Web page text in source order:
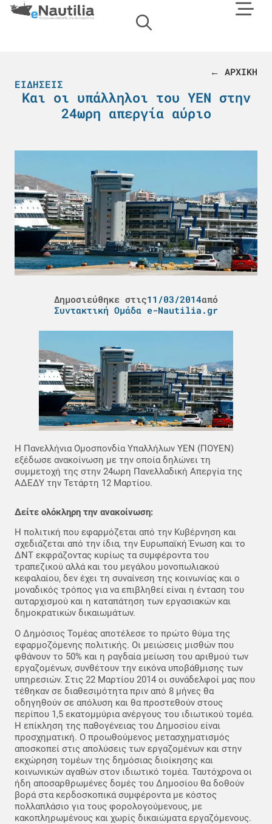
← ΑΡΧΙΚΗ
ΕΙΔΉΣΕΙΣ
Και οι υπάλληλοι του ΥΕΝ στην
24ωρη απεργία αύριο
Δημοσιεύθηκε στις11/03/2014από
Συντακτική Ομάδα e-Nautilia.gr
H Πανελλήνια Ομοσπονδία Υπαλλήλων ΥΕΝ (ΠΟΥΕΝ)
εξέδωσε ανακοίνωση με την οποία δηλώνει τη
συμμετοχή της στην 24ωρη Πανελλαδική Απεργία της
ΑΔΕΔΥ την Τετάρτη 12 Μαρτίου.
Δείτε ολόκληρη την ανακοίνωση:
H πολιτική που εφαρμόζεται από την Κυβέρνηση και
σχεδιάζεται από την ίδια, την Ευρωπαϊκή Ένωση και το
ΔΝΤ εκφράζοντας κυρίως τα συμφέροντα του
τραπεζικού αλλά και του μεγάλου μονοπωλιακού
κεφαλαίου, δεν έχει τη συναίνεση της κοινωνίας και ο
μοναδικός τρόπος για να επιβληθεί είναι η ένταση του
αυταρχισμού και η καταπάτηση των εργασιακών και
δημοκρατικών δικαιωμάτων.
Ο Δημόσιος Τομέας αποτέλεσε το πρώτο θύμα της
εφαρμοζόμενης πολιτικής. Οι μειώσεις μισθών που
φθάνουν το 50% και η ραγδαία μείωση του αριθμού των
εργαζομένων, συνθέτουν την εικόνα υποβάθμισης των
υπηρεσιών. Στις 22 Μαρτίου 2014 οι συνάδελφοί μας που
τέθηκαν σε διαθεσιμότητα πριν από 8 μήνες θα
οδηγηθούν σε απόλυση και θα προστεθούν στους
περίπου 1,5 εκατομμύρια ανέργους του ιδιωτικού τομέα.
Η επίκληση της παθογένειας του Δημοσίου είναι
προσχηματική. Ο προωθούμενος μετασχηματισμός
αποσκοπεί στις απολύσεις των εργαζομένων και στην
εκχώρηση τομέων της δημόσιας διοίκησης και
κοινωνικών αγαθών στον ιδιωτικό τομέα. Ταυτόχρονα οι
ήδη αποσαρθρωμένες δομές του Δημοσίου θα δοθούν
βορά στα κερδοσκοπικά συμφέροντα με κόστος
πολλαπλάσιο για τους φορολογούμενους, με
κακοπληρωμένους και χωρίς δικαιώματα εργαζόμενους.